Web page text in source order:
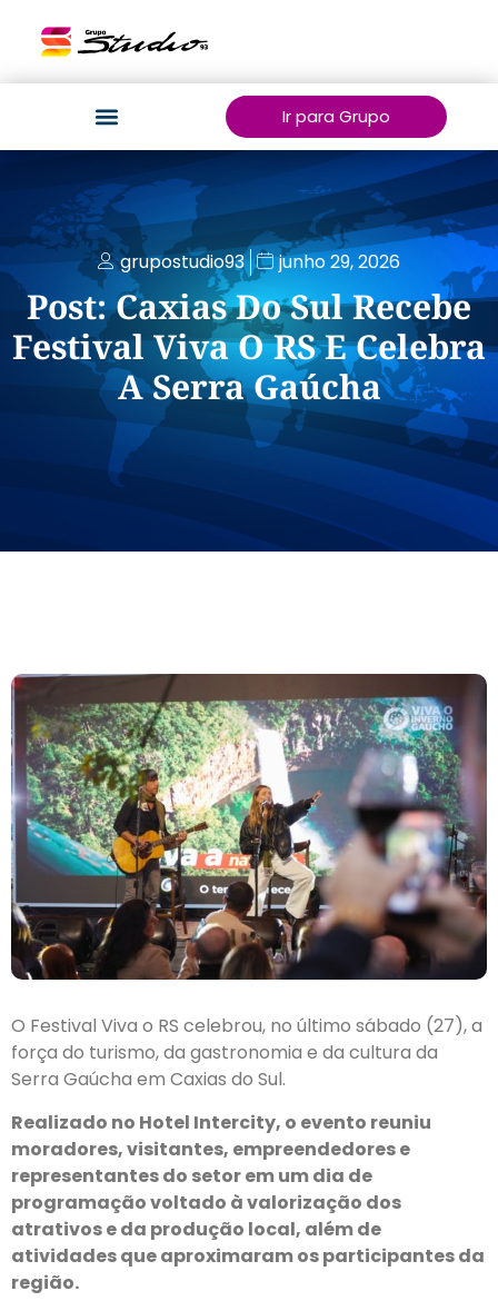
Ir para Grupo
grupostudio93 junho 29, 2026
Post: Caxias Do Sul Recebe
Festival Viva O RS E Celebra
A Serra Gaúcha
O Festival Viva o RS celebrou, no último sábado (27), a
força do turismo, da gastronomia e da cultura da
Serra Gaúcha em Caxias do Sul.
Realizado no Hotel Intercity, o evento reuniu
moradores, visitantes, empreendedores e
representantes do setor em um dia de
programação voltado à valorização dos
atrativos e da produção local, além de
atividades que aproximaram os participantes da
região.